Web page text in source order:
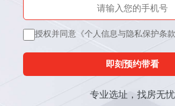
授权并同意《个人信息与隐私保护条款
即刻预约带看
专业选址，找房无忧